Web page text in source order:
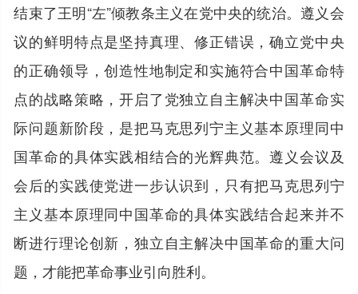
结束了王明“左”倾教条主义在党中央的统治。遵义会
议的鲜明特点是坚持真理、修正错误，确立党中央
的正确领导，创造性地制定和实施符合中国革命特
点的战略策略，开启了党独立自主解决中国革命实
际问题新阶段，是把马克思列宁主义基本原理同中
国革命的具体实践相结合的光辉典范。遵义会议及
会后的实践使党进一步认识到，只有把马克思列宁
主义基本原理同中国革命的具体实践结合起来并不
断进行理论创新，独立自主解决中国革命的重大问
题，才能把革命事业引向胜利。